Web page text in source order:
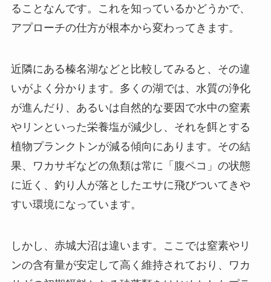
ることなんです。これを知っているかどうかで、
アプローチの仕方が根本から変わってきます。
近隣にある榛名湖などと比較してみると、その違
いがよく分かります。多くの湖では、水質の浄化
が進んだり、あるいは自然的な要因で水中の窒素
やリンといった栄養塩が減少し、それを餌とする
植物プランクトンが減る傾向にあります。その結
果、ワカサギなどの魚類は常に「腹ペコ」の状態
に近く、釣り人が落としたエサに飛びついてきや
すい環境になっています。
しかし、赤城大沼は違います。ここでは窒素やリ
ンの含有量が安定して高く維持されており、ワカ